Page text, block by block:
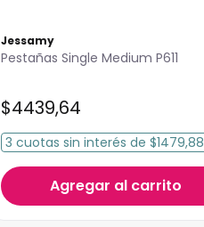
Jessamy
Pestañas Single Medium P611
$4439,64
3 cuotas sin interés de $1479,88
Agregar al carrito